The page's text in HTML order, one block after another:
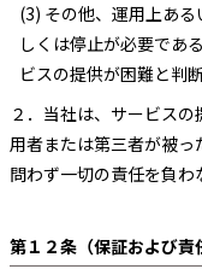
(3) その他、運用上あ
しくは停止が必要であ
ビスの提供が困難と判
２． 当社は、サービス
用者または第三者が被
問わず一切の責任を負わ
第１２条（保証および責